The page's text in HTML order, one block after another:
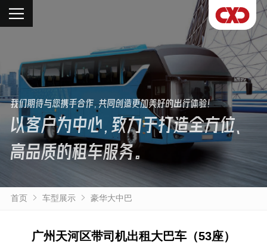
我们期待与您携手合作，共同创造更加美好的出行体验！
以客户为中心，致力于打造全方位、
高品质的租车服务。
首页 车型展示 豪华大中巴
广州天河区带司机出租大巴车（53座）